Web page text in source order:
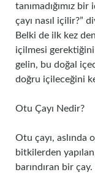
tanımadığımız
çayı nasıl içilir?”
Belki de ilk kez
içilmesi
gelin, bu doğal
doğru içileceğini
Otu Çayı Nedir?
Otu çayı, aslında
bitkilerden
barındıran bir